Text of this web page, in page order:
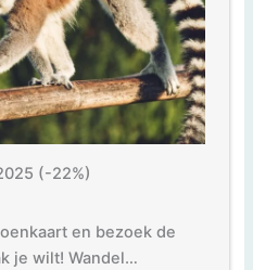
(-22%)
en bezoek de
je wilt! Wandel…